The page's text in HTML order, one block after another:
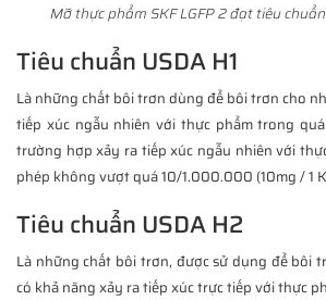
Mỡ thực phẩm SKF LGFP 2 đạt tiêu
Tiêu chuẩn USDA H1
Là những chất bôi trơn dùng để bôi trơn cho
tiếp xúc ngẫu nhiên với thực phẩm trong
trường hợp xảy ra tiếp xúc ngẫu nhiên với
phép không vượt quá 10/1.000.000 (10mg / 1
Tiêu chuẩn USDA H2
Là những chất bôi trơn, được sử dụng để bôi
có khả năng xảy ra tiếp xúc trực tiếp với thực